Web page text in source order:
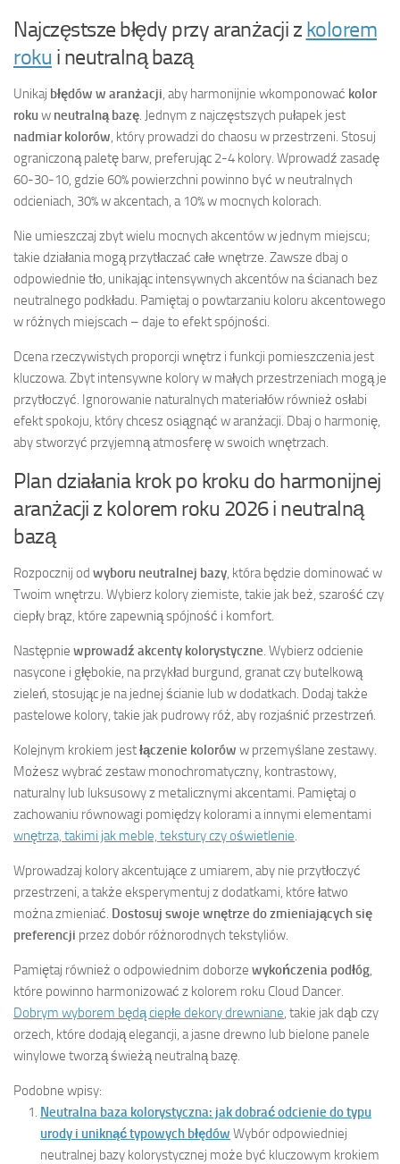
Najczęstsze błędy przy aranżacji z kolorem
roku i neutralną bazą
Unikaj błędów w aranżacji , aby harmonijnie wkomponować kolor
rokuw neutralną bazę . Jednym z najczęstszych pułapek jest
nadmiar kolorów , który prowadzi do chaosu w przestrzeni. Stosuj
ograniczoną paletę barw, preferując 2-4 kolory. Wprowadź zasadę
60-30-10, gdzie 60% powierzchni powinno być w neutralnych
odcieniach, 30% w akcentach, a 10% w mocnych kolorach.
Nie umieszczaj zbyt wielu mocnych akcentów w jednym miejscu;
takie działania mogą przytłaczać całe wnętrze. Zawsze dbaj o
odpowiednie tło, unikając intensywnych akcentów na ścianach bez
neutralnego podkładu. Pamiętaj o powtarzaniu koloru akcentowego
w różnych miejscach – daje to efekt spójności.
Dcena rzeczywistych proporcji wnętrz i funkcji pomieszczenia jest
kluczowa. Zbyt intensywne kolory w małych przestrzeniach mogą je
przytłoczyć. Ignorowanie naturalnych materiałów również osłabi
efekt spokoju, który chcesz osiągnąć w aranżacji. Dbaj o harmonię,
aby stworzyć przyjemną atmosferę w swoich wnętrzach.
Plan działania krok po kroku do harmonijnej
aranżacji z kolorem roku 2026 i neutralną
bazą
Rozpocznij od wyboru neutralnej bazy , która będzie dominować w
Twoim wnętrzu. Wybierz kolory ziemiste, takie jak beż, szarość czy
ciepły brąz, które zapewnią spójność i komfort.
Następnie wprowadź akcenty kolorystyczne . Wybierz odcienie
nasycone i głębokie, na przykład burgund, granat czy butelkową
zieleń, stosując je na jednej ścianie lub w dodatkach. Dodaj także
pastelowe kolory, takie jak pudrowy róż, aby rozjaśnić przestrzeń.
Kolejnym krokiem jestłączenie kolorów w przemyślane zestawy.
Możesz wybrać zestaw monochromatyczny, kontrastowy,
naturalny lub luksusowy z metalicznymi akcentami. Pamiętaj o
zachowaniu równowagi pomiędzy kolorami a innymi elementami
wnętrza, takimi jak meble, tekstury czy oświetlenie
Wprowadzaj kolory akcentujące z umiarem, aby nie przytłoczyć
przestrzeni, a także eksperymentuj z dodatkami, które łatwo
można zmieniać. Dostosuj swoje wnętrze do zmieniających się
preferencji przez dobór różnorodnych tekstyliów.
Pamiętaj również o odpowiednim doborze wykończenia podłóg
które powinno harmonizować z kolorem roku Cloud Dancer.
Dobrym wyborem będą ciepłe dekory drewniane , takie jak dąb czy
orzech, które dodają elegancji, a jasne drewno lub bielone panele
winylowe tworzą świeżą neutralną bazę.
Podobne wpisy:
Neutralna baza kolorystyczna: jak dobrać odcienie do typu
urody i uniknąć typowych błędów Wybór odpowiedniej
neutralnej bazy kolorystycznej może być kluczowym krokiem